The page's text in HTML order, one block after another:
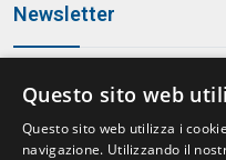
Newsletter
Questo sito web
Questo sito web utilizza i
navigazione. Utilizzando il